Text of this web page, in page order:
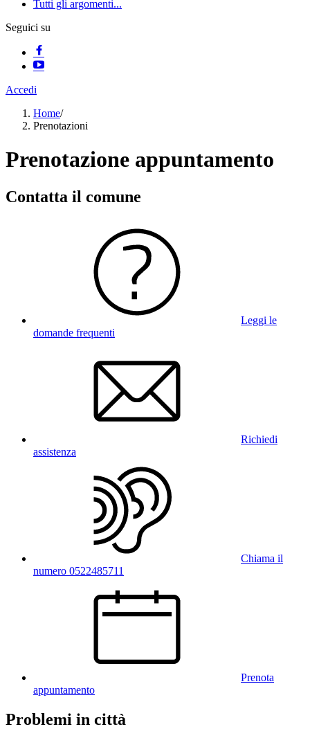
Tutti gli argomenti...
Seguici su
Accedi
Home/
Prenotazioni
Prenotazione appuntamento
Contatta il comune
Leggi le
domande frequenti
Richiedi
assistenza
Chiama il
numero 0522485711
Prenota
appuntamento
Problemi in città